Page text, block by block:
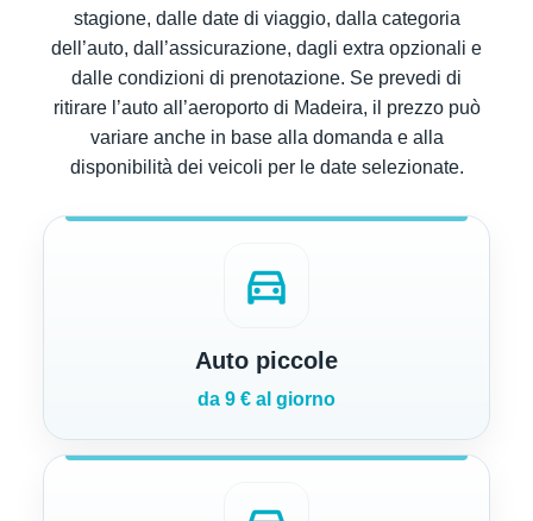
stagione, dalle date di viaggio, dalla categoria
dell’auto, dall’assicurazione, dagli extra opzionali e
dalle condizioni di prenotazione. Se prevedi di
ritirare l’auto all’aeroporto di Madeira, il prezzo può
variare anche in base alla domanda e alla
disponibilità dei veicoli per le date selezionate.
directions_car
Auto piccole
da 9 € al giorno